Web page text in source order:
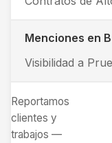
Menciones en
Visibilidad a
Reportamos
clientes y
trabajos —